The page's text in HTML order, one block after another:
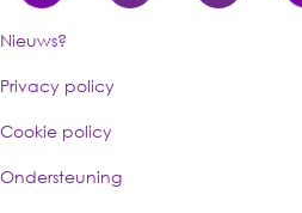
Nieuws?
Privacy policy
Cookie policy
Ondersteuning